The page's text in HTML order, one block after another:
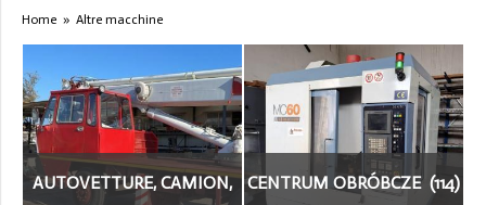
Home » Altre macchine
AUTOVETTURE, CAMION,
CENTRUM OBRÓBCZE (114)